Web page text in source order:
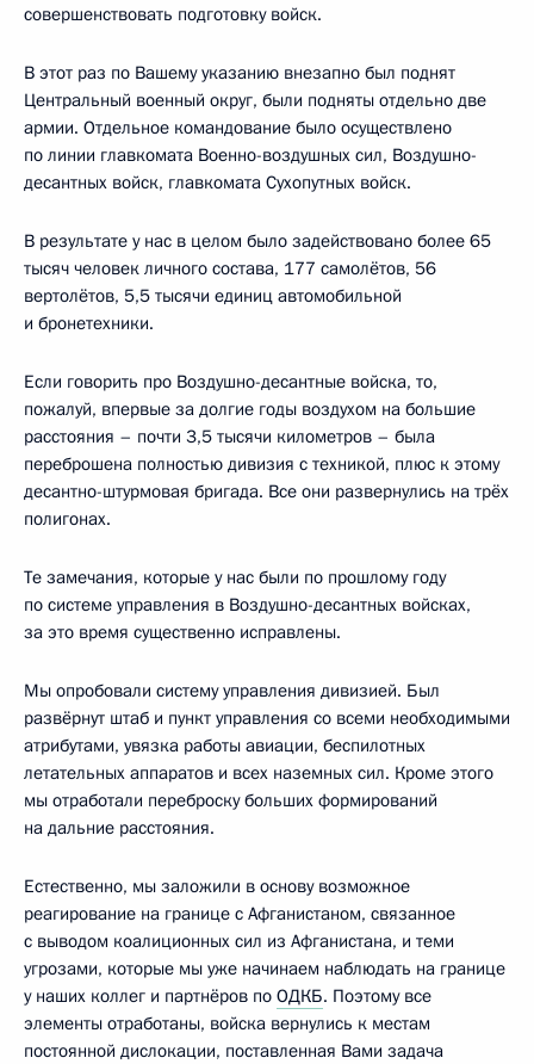
совершенствовать подготовку войск.
В этот раз по Вашему указанию внезапно был поднят
Центральный военный округ, были подняты отдельно две
армии. Отдельное командование было осуществлено
по линии главкомата Военно-воздушных сил, Воздушно-
десантных войск, главкомата Сухопутных войск.
В результате у нас в целом было задействовано более 65
тысяч человек личного состава, 177 самолётов, 56
вертолётов, 5,5 тысячи единиц автомобильной
и бронетехники.
Если говорить про Воздушно-десантные войска, то,
пожалуй, впервые за долгие годы воздухом на большие
расстояния – почти 3,5 тысячи километров – была
переброшена полностью дивизия с техникой, плюс к этому
десантно-штурмовая бригада. Все они развернулись на трёх
полигонах.
Те замечания, которые у нас были по прошлому году
по системе управления в Воздушно-десантных войсках,
за это время существенно исправлены.
Мы опробовали систему управления дивизией. Был
развёрнут штаб и пункт управления со всеми необходимыми
атрибутами, увязка работы авиации, беспилотных
летательных аппаратов и всех наземных сил. Кроме этого
мы отработали переброску больших формирований
на дальние расстояния.
Естественно, мы заложили в основу возможное
реагирование на границе с Афганистаном, связанное
с выводом коалиционных сил из Афганистана, и теми
угрозами, которые мы уже начинаем наблюдать на границе
у наших коллег и партнёров по ОДКБ. Поэтому все
элементы отработаны, войска вернулись к местам
постоянной дислокации, поставленная Вами задача